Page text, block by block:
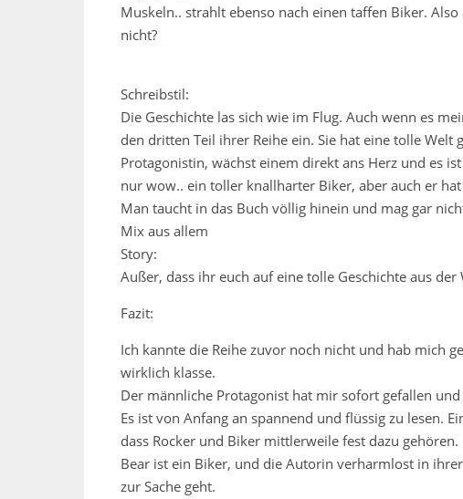
Muskeln.. strahlt ebenso nach einen taffen Biker.
nicht?
Schreibstil:
Die Geschichte las sich wie im Flug. Auch wenn es
den dritten Teil ihrer Reihe ein. Sie hat eine tolle
Protagonistin, wächst einem direkt ans Herz und es
nur wow.. ein toller knallharter Biker, aber auch er
Man taucht in das Buch völlig hinein und mag gar
Mix aus allem
Story:
Außer, dass ihr euch auf eine tolle Geschichte aus
Fazit:
Ich kannte die Reihe zuvor noch nicht und hab mich
wirklich klasse.
Der männliche Protagonist hat mir sofort gefallen
Es ist von Anfang an spannend und flüssig zu lesen.
dass Rocker und Biker mittlerweile fest dazu gehören.
Bear ist ein Biker, und die Autorin verharmlost in
zur Sache geht.